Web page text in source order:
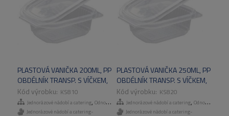
PLASTOVÁ VANIČKA 200ML, PP
OBDÉLNÍK TRANSP. S VÍČKEM,
500KS/KART KS810
Jednorázové nádobí a catering, Odnosné obaly a menuboxy
Jednorázové nádobí a catering-
PLASTOVÁ VANIČKA 250ML, PP
OBDÉLNÍK TRANSP. S VÍČKEM,
500KS/KART KS820
Jednorázové nádobí a catering, Odnosné obaly a menuboxy
Jednorázové nádobí a catering-